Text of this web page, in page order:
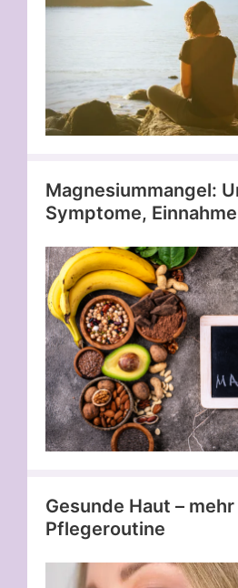
Magnesiummangel:
Symptome, Einnahme
Gesunde Haut –
Pflegeroutine